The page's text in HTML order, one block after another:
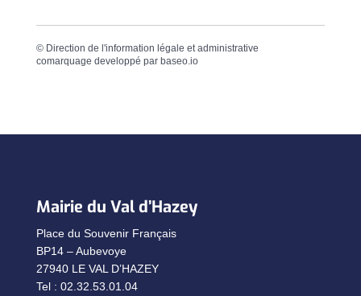
© Direction de l'information légale et administrative
comarquage developpé par baseo.io
Mairie du Val d’Hazey
Place du Souvenir Français
BP14 – Aubevoye
27940 LE VAL D’HAZEY
Tel : 02.32.53.01.04